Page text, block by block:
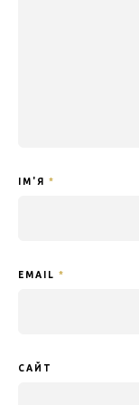
ІМ'Я *
EMAIL *
САЙТ